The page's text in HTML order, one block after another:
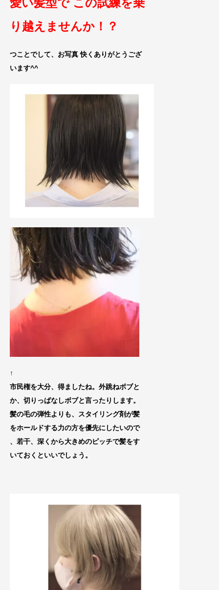
愛い髪型で この試練を乗
り越えませんか！？
つことでして、お写真 快くありがとうござ
います^^
↑
市民権を大分、得ましたね。 外跳ねボブと
か、切りっぱなしボブと言ったりします。
髪の毛の弾性よりも、スタイリング剤が髪
をホールドする力の方を優先にしたいので
、若干、深くから大きめのピッチで髪をす
いておくといいでしょう。